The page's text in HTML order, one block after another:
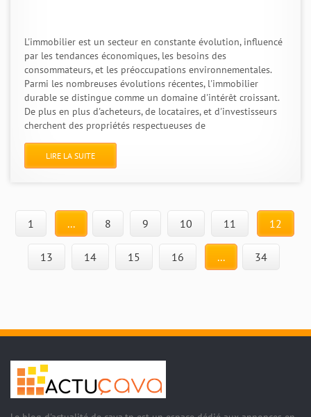
L'immobilier est un secteur en constante évolution, influencé
par les tendances économiques, les besoins des
consommateurs, et les préoccupations environnementales.
Parmi les nombreuses évolutions récentes, l'immobilier
durable se distingue comme un domaine d'intérêt croissant.
De plus en plus d'acheteurs, de locataires, et d'investisseurs
cherchent des propriétés respectueuses de
LIRE LA SUITE
1 ... 8 9 10 11 12
13 14 15 16 ... 34